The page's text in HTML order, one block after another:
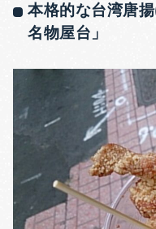
本格的な台湾唐
名物屋台」